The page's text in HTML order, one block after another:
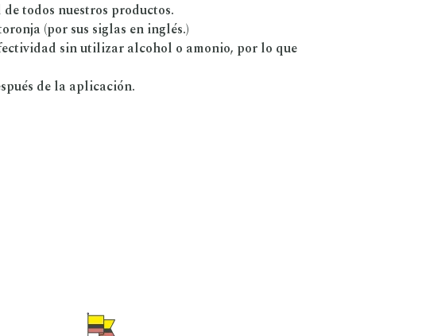
todos nuestros productos.
(por sus siglas en inglés.)
sin utilizar alcohol o amonio, por lo que
de la aplicación.